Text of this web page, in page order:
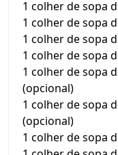
1 colher de sopa
1 colher de sopa
1 colher de sopa
1 colher de sopa
1 colher de sopa
(opcional)
1 colher de sopa
(opcional)
1 colher de sopa